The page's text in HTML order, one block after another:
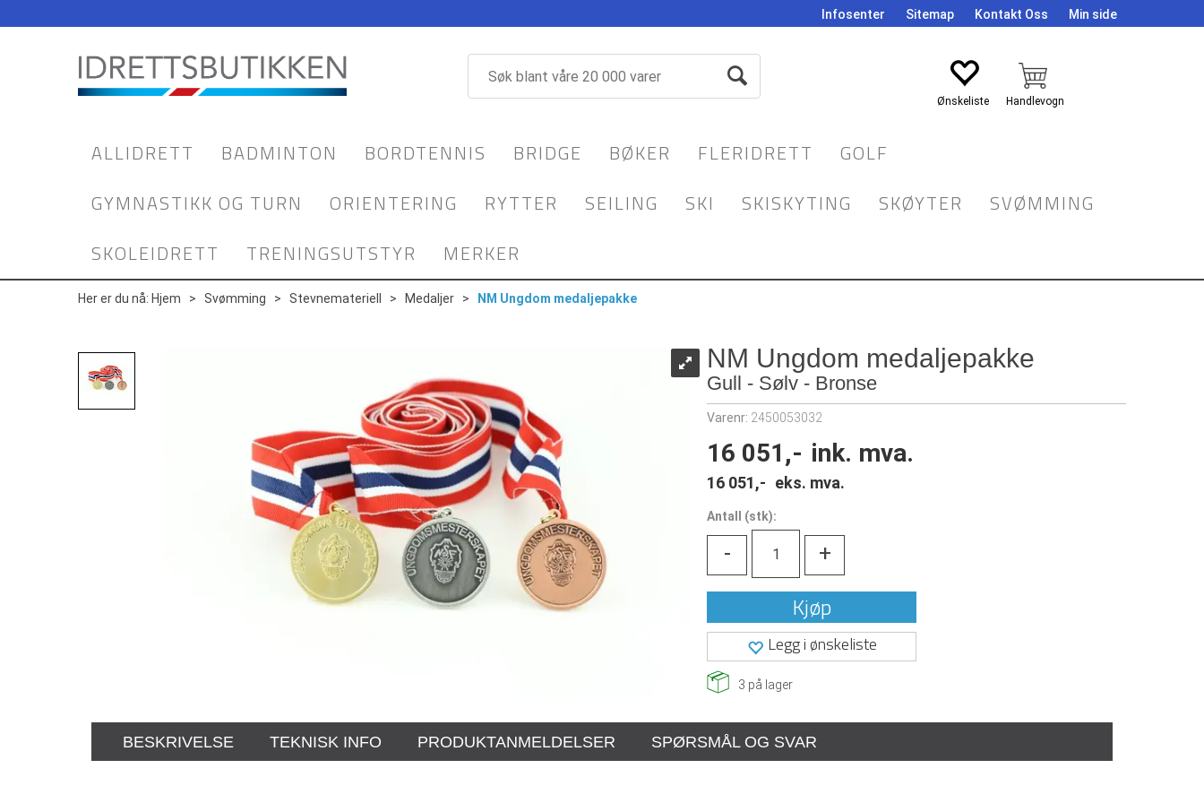
Infosenter Sitemap Kontakt Oss Min side
ALLIDRETT BADMINTON BORDTENNIS BRIDGE BØKER FLERIDRETT
GOLF
GYMNASTIKK OG TURN
ORIENTERING RYTTER SEILING SKI SKISKYTING SKØYTER
SVØMMING
SKOLEIDRETT
TRENINGSUTSTYR MERKER
Her er du nå: Hjem > Svømming > Stevnemateriell > Medaljer > NM Ungdom medaljepakke
NM Ungdom medaljepakke
Gull - Sølv - Bronse
Varenr: 2450053032
16 051,- ink. mva.
16 051,- eks. mva.
Antall (stk):
- +
Kjøp
Legg i ønskeliste
3 på lager
BESKRIVELSE TEKNISK INFO PRODUKTANMELDELSER SPØRSMÅL OG SVAR